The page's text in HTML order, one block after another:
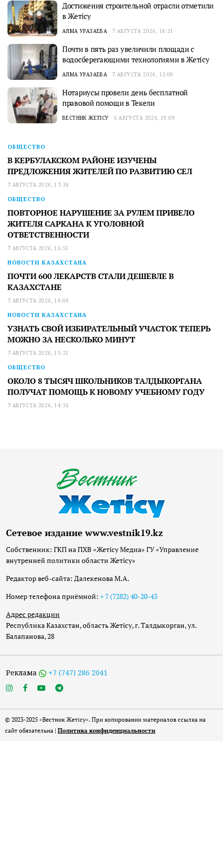
Достижения строительной отрасли отметили
в Жетісу
АЛМА УРАЗАЕВА 7 АВГУСТА 2026, 18:51
Почти в пять раз увеличили площади с
водосберегающими технологиями в Жетісу
АЛМА УРАЗАЕВА 7 АВГУСТА 2026, 12:00
Нотариусы провели день бесплатной
правовой помощи в Текели
ВЕСТНИК ЖЕТІСУ 6 АВГУСТА 2026, 19:09
ОБЩЕСТВО
В КЕРБУЛАКСКОМ РАЙОНЕ ИЗУЧЕНЫ
ПРЕДЛОЖЕНИЯ ЖИТЕЛЕЙ ПО РАЗВИТИЮ СЕЛ
7 АВГУСТА 2026, 17:36
ОБЩЕСТВО
ПОВТОРНОЕ НАРУШЕНИЕ ЗА РУЛЕМ ПРИВЕЛО
ЖИТЕЛЯ САРКАНА К УГОЛОВНОЙ
ОТВЕТСТВЕННОСТИ
7 АВГУСТА 2026, 16:51
НОВОСТИ КАЗАХСТАНА
ПОЧТИ 600 ЛЕКАРСТВ СТАЛИ ДЕШЕВЛЕ В
КАЗАХСТАНЕ
7 АВГУСТА 2026, 16:06
НОВОСТИ КАЗАХСТАНА
УЗНАТЬ СВОЙ ИЗБИРАТЕЛЬНЫЙ УЧАСТОК ТЕПЕРЬ
МОЖНО ЗА НЕСКОЛЬКО МИНУТ
7 АВГУСТА 2026, 15:21
ОБЩЕСТВО
ОКОЛО 8 ТЫСЯЧ ШКОЛЬНИКОВ ТАЛДЫКОРГАНА
ПОЛУЧАТ ПОМОЩЬ К НОВОМУ УЧЕБНОМУ ГОДУ
7 АВГУСТА 2026, 14:36
Сетевое издание www.vestnik19.kz
Собственник: ГКП на ПХВ «Жетісу Медиа» ГУ «Управление
внутренней политики области Жетісу»
Редактор веб-сайта: Далекенова М.А.
Номер телефона приёмной: + 7 (7282) 40-20-43
Адрес редакции
Республика Казахстан, область Жетісу, г. Талдыкорган, ул.
Балапанова, 28
Реклама +7 (747) 286 2041
© 2023-2025 «Вестник Жетісу». При копировании материалов ссылка на
сайт обязательна | Политика конфиденциальности